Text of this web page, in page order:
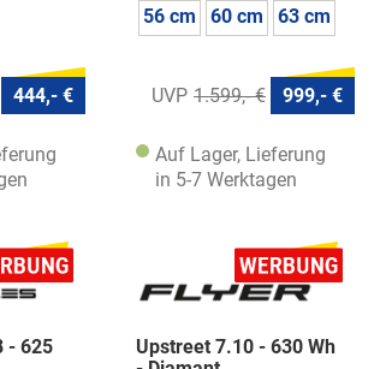
444,- €
56 cm 60 cm 63 cm
1.599,- € 999,- €
Auf Lager, Lieferung
in 5-7 Werktagen
- 625
Upstreet 7.10 - 630 Wh